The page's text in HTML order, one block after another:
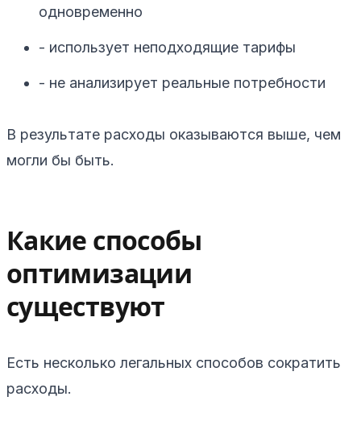
одновременно
- использует неподходящие тарифы
- не анализирует реальные потребности
В результате расходы оказываются выше, чем
могли бы быть.
Какие способы
оптимизации
существуют
Есть несколько легальных способов сократить
расходы.